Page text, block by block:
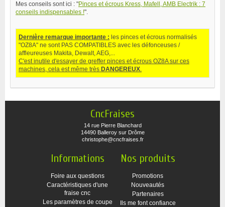
Mes conseils sont ici : "Pinces et écrous Kress, Mafell, AMB Electrik : 7
conseils indispensables !".
Dernière remarque importante : les pinces et écrous normalisés
"OZ8A" ne sont PAS COMPATIBLES avec les défonceuses /
affleureuses Makita, Dewalt, AEG,...
C'est inutile d'essayer de greffer pinces et écrous OZ8A sur ces
machines, cela est même très DANGEREUX.
CncFraises
14 rue Pierre Blanchard
14490 Balleroy sur Drôme
christophe@cncfraises.fr
Informations
Foire aux questions
Caractéristiques d'une
fraise cnc
Les paramètres de coupe
Nos produits
Promotions
Nouveautés
Partenaires
Ils me font confiance